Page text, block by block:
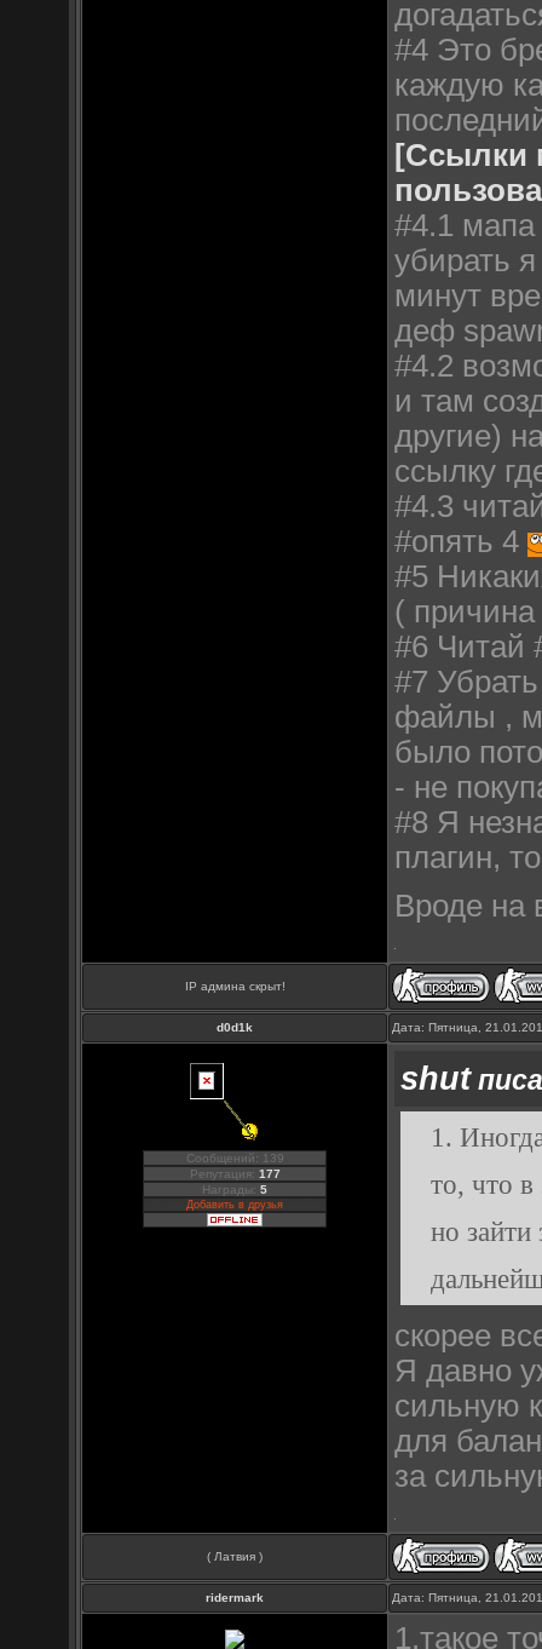
#4 Это
каждую
[Ссылки
#4.1 мапа
убирать
минут
деф
#4.2
и там
другие)
ссылку
#4.3
#опять 4
#5
(
#6 Читай
#7
файлы ,
было
- не
#8 Я
плагин,
Вроде на
IP админа скрыт!
d0d1k Дата: Пятница,
Сообщений: 139
Репутация: 177
Награды:5
Добавить в друзья
shut
1.
то, что
но
скорее
Я давно
сильную
для
за
( Латвия )
ridermark Дата: Пятница,
1.такое